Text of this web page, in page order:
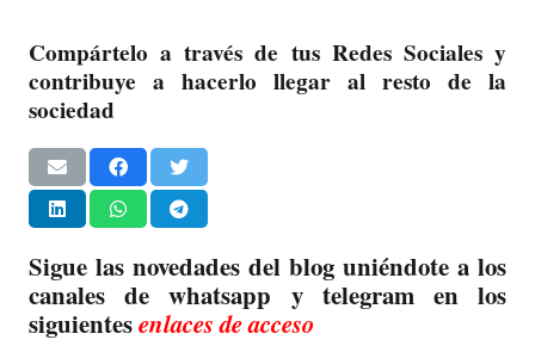
Compártelo a través de tus Redes Sociales y
contribuye a hacerlo llegar al resto de la
sociedad
Sigue las novedades del blog uniéndote a los
canales de whatsapp y telegram en los
siguientesenlaces de acceso